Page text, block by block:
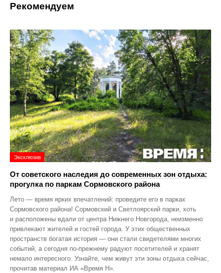
Рекомендуем
Эксклюзив
От советского наследия до современных зон отдыха:
прогулка по паркам Сормовского района
Лето — время ярких впечатлений: проведите его в парках
Сормовского района! Сормовский и Светлоярский парки, хоть
и расположены вдали от центра Нижнего Новгорода, неизменно
привлекают жителей и гостей города. У этих общественных
пространств богатая история — они стали свидетелями многих
событий, а сегодня по‑прежнему радуют посетителей и хранят
немало интересного. Узнайте, чем живут эти зоны отдыха сейчас,
прочитав материал ИА «Время Н».